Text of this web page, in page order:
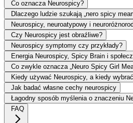
Co oznacza Neurospicy?
Dlaczego ludzie szukają „nero spicy
Neurospicy, neuroatypowy i
Czy Neurospicy jest obraźliwe?
Neurospicy symptomy czy przykłady?
Energia Neurospicy, Spicy Brain i
Co zwykle oznacza „Neuro Spicy Girl
Kiedy używać Neurospicy, a kiedy
Jak badać własne cechy neurospicy
Łagodny sposób myślenia o znaczeniu
FAQ